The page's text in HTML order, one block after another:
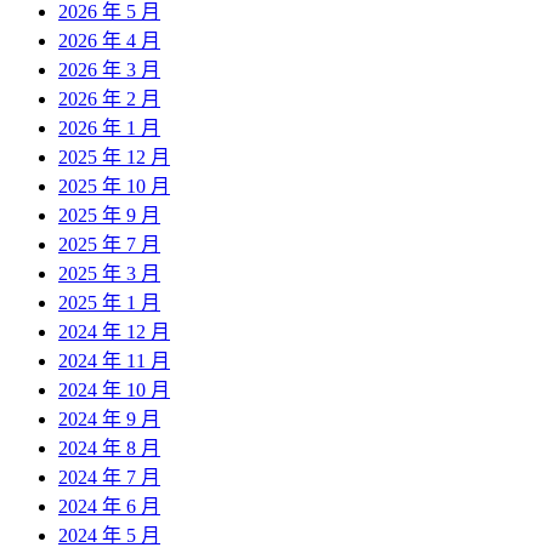
2026 年 5 月
2026 年 4 月
2026 年 3 月
2026 年 2 月
2026 年 1 月
2025 年 12 月
2025 年 10 月
2025 年 9 月
2025 年 7 月
2025 年 3 月
2025 年 1 月
2024 年 12 月
2024 年 11 月
2024 年 10 月
2024 年 9 月
2024 年 8 月
2024 年 7 月
2024 年 6 月
2024 年 5 月